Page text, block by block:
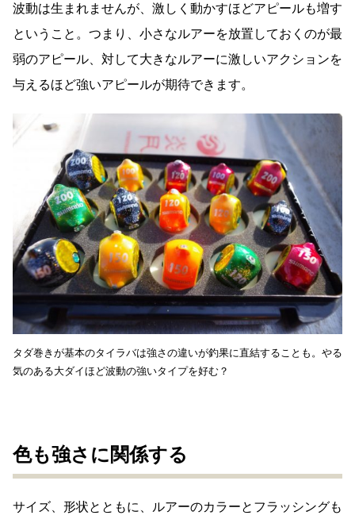
波動は生まれませんが、激しく動かすほどアピールも増す
ということ。つまり、小さなルアーを放置しておくのが最
弱のアピール、対して大きなルアーに激しいアクションを
与えるほど強いアピールが期待できます。
タダ巻きが基本のタイラバは強さの違いが釣果に直結することも。やる
気のある大ダイほど波動の強いタイプを好む？
色も強さに関係する
サイズ、形状とともに、ルアーのカラーとフラッシングも